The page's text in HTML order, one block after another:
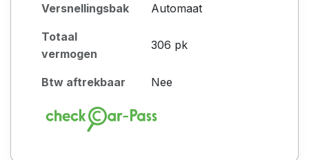
Versnellingsbak Automaat
Totaal
vermogen
306 pk
Btw aftrekbaar Nee